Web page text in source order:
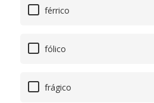
férrico
fólico
frágico